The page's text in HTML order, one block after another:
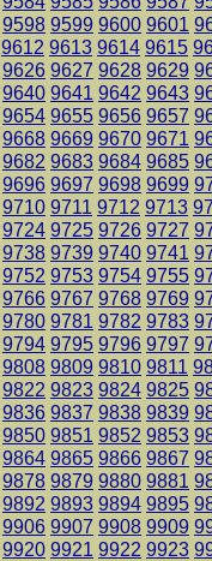
9598 9599 9600 9601
9612 9613 9614 9615
9626 9627 9628 9629
9640 9641 9642 9643
9654 9655 9656 9657
9668 9669 9670 9671
9682 9683 9684 9685
9696 9697 9698 9699
9710 9711 9712 9713
9724 9725 9726 9727
9738 9739 9740 9741
9752 9753 9754 9755
9766 9767 9768 9769
9780 9781 9782 9783
9794 9795 9796 9797
9808 9809 9810 9811
9822 9823 9824 9825
9836 9837 9838 9839
9850 9851 9852 9853
9864 9865 9866 9867
9878 9879 9880 9881
9892 9893 9894 9895
9906 9907 9908 9909
9920 9921 9922 9923